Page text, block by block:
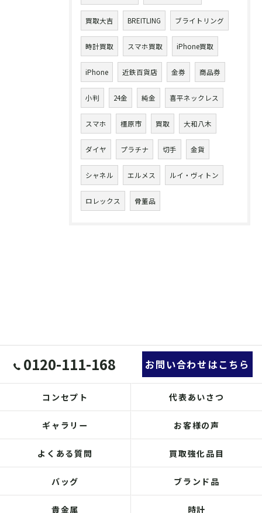
買取大吉 BREITLING ブライトリング
時計買取 スマホ買取 iPhone買取
iPhone 近鉄百貨店 金券 商品券
小判 24金 純金 喜平ネックレス
スマホ 橿原市 買取 大和八木
ダイヤ プラチナ 切手 金貨
シャネル エルメス ルイ・ヴィトン
ロレックス 骨董品
0120-111-168 お問い合わせはこちら
コンセプト 代表あいさつ
ギャラリー お客様の声
よくある質問 買取強化品目
バッグ ブランド品
貴金属 時計